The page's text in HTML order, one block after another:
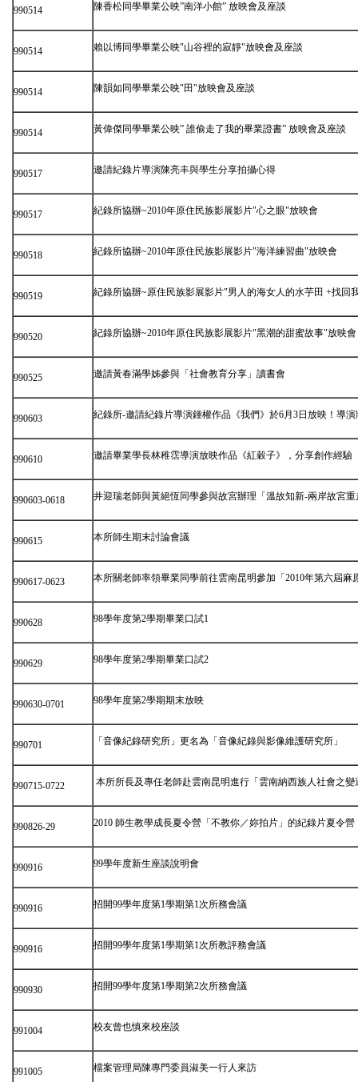
990514 陳香松同學畢業公映”南洋小館” 放映會及座談
990514 賴以博同學畢業公映"山谷裡的寂靜"放映會及座談
990514 陳韻如同學畢業公映"田"放映會及座談
990514 黃偉傑同學畢業公映” 誰偷走了我的畢業證書” 放映會及座談
990517 邀請紀錄片導演陳亮丰與學生分享拍攝心得
990517 紀錄所協辦~2010年原住民族影展影片"心之眼"放映會
990518 紀錄所協辦~2010年原住民族影展影片"海洋練習曲"放映會
990519 紀錄所協辦~原住民族影展影片"男人的海女人的水芋田 +找回
990520 紀錄所協辦~2010年原住民族影展影片"黑潮的甜蜜故事"放映會
990525 邀請黃春滿學姊參與「社會教育分享」讀書會
990603 紀錄所-邀請紀錄片導演鍾權作品《我們》於6月3日放映！導
990610 邀請畢業學長林稚霑導演放映作品《紅穀子》，分享創作經驗
990603-0618 井迎瑞老師與黃絕恆同學參與故宮辦理「溫故知新-兩岸故宮
990615 本所師生期末討論會議
990617-0623 本所關老師率領畢業同學前往雲南昆明參加「2010年第六屆麻
990628 98學年度第2學期畢業口試1
990629 98學年度第2學期畢業口試2
990630-0701 98學年度第2學期期末放映
990701 「音像紀錄研究所」更名為「音像紀錄與影像維護研究所」
990715-0722 本所所長及專任老師赴雲南昆明進行「雲南納西族人社會之
990826-29 2010 師生教學成長夏令營「不教你／妳拍片」的紀錄片夏令營
990916 99學年度新生座談說明會
990916 招開99學年度第1學期第1次所務會議
990916 招開99學年度第1學期第1次所教評務會議
990930 招開99學年度第1學期第2次所務會議
991004 校友曾也慎來校座談
991005 檔案管理局陳專門委員淑美一行人來訪